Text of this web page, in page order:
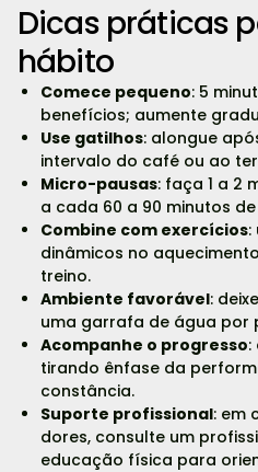
Dicas práticas
hábito
Comece pequeno: 5
benefícios; aumente
Use gatilhos: alongue
intervalo do café ou ao
Micro-pausas: faça 1 a 2
a cada 60 a 90 minutos
Combine com exercícios:
dinâmicos no
treino.
Ambiente favorável:
uma garrafa de água por
Acompanhe o progresso:
tirando ênfase da
constância.
Suporte profissional: em
dores, consulte um
educação física para